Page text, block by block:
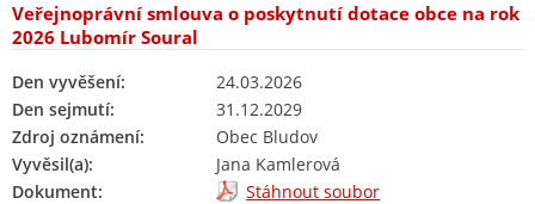
Veřejnoprávní smlouva o poskytnutí dotace obce na rok
2026 Lubomír Soural
Den vyvěšení:
24.03.2026
Den sejmutí:
31.12.2029
Zdroj oznámení:
Obec Bludov
Vyvěsil(a):
Jana Kamlerová
Dokument:
Stáhnout soubor